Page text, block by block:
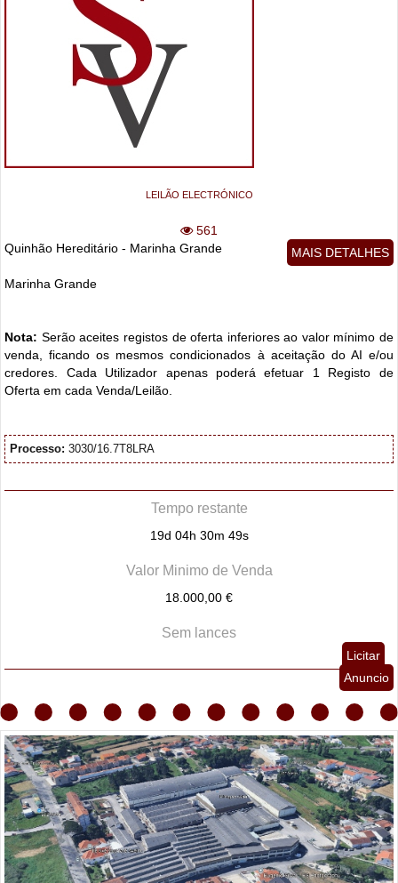
LEILÃO ELECTRÓNICO
561
MAIS DETALHES
Quinhão Hereditário - Marinha Grande
Marinha Grande
Nota: Serão aceites registos de oferta inferiores ao valor mínimo de
venda, ficando os mesmos condicionados à aceitação do AI e/ou
credores. Cada Utilizador apenas poderá efetuar 1 Registo de
Oferta em cada Venda/Leilão.
Processo: 3030/16.7T8LRA
Tempo restante
19d 04h 30m 48s
Valor Minimo de Venda
18.000,00 €
Sem lances
Licitar
Anuncio